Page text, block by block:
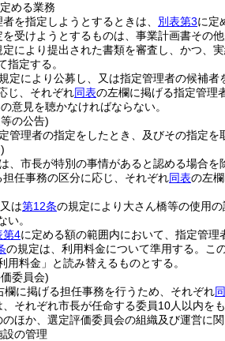
める業務
を指定しようとするときは、 別表第3に定
受けようとするものは、事業計画書その
定により提出された書類を審査し、かつ、
指定する。
定により公募し、又は指定管理者の候補者
じ、それぞれ同表の左欄に掲げる指定管理
の意見を聴かなければならない。
の公告)
管理者の指定をしたとき、及びその指定
、市長が特別の事情があると認める場合を
任事務の区分に応じ、それぞれ同表の左
又は第12条の規定により大さん橋等の使用
い。
第4に定める額の範囲内において、指定管理
の規定は、利用料金について準用する。
こ
用料金」と読み替えるものとする。
委員会)
欄に掲げる担任事務を行うため、それぞれ
それぞれ市長が任命する委員10人以内をも
ほか、選定評価委員会の組織及び運営に
設の管理